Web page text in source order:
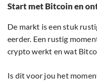
Start met Bitcoin en
De markt is een stuk
eerder. Een rustig
crypto werkt en wat
Is dit voor jou het